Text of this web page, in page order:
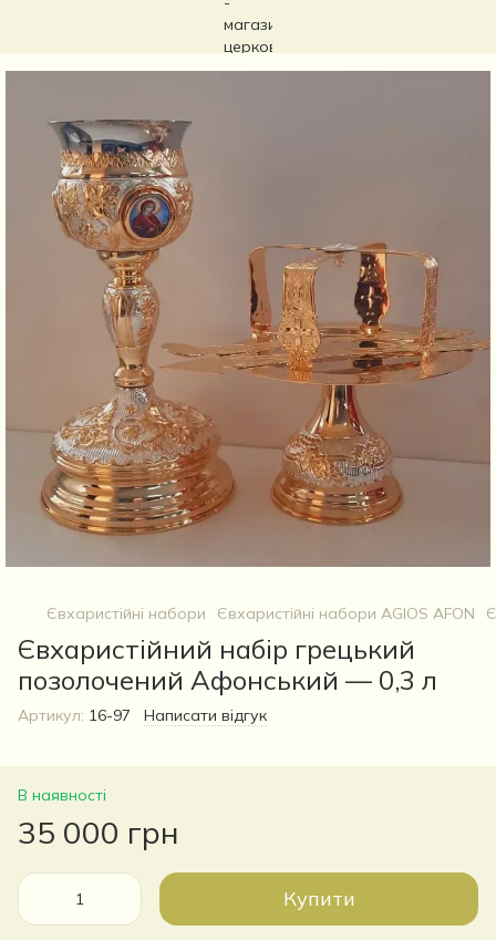
Євхаристійні набори Євхаристійні набори AGIOS AFON
Євхаристійний набір грецький
позолочений Афонський — 0,3 л
Артикул: 16-97 Написати відгук
В наявності
35 000 грн
Купити